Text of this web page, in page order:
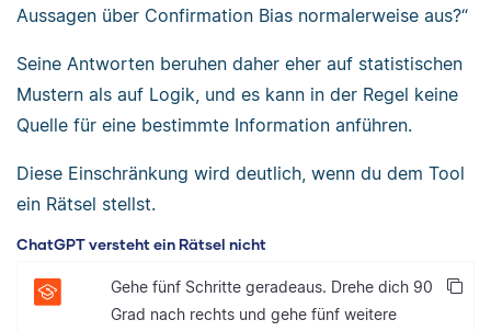
Aussagen über Confirmation Bias normalerweise aus?“
Seine Antworten beruhen daher eher auf statistischen
Mustern als auf Logik, und es kann in der Regel keine
Quelle für eine bestimmte Information anführen.
Diese Einschränkung wird deutlich, wenn du dem Tool
ein Rätsel stellst.
ChatGPT versteht ein Rätsel nicht
Gehe fünf Schritte geradeaus. Drehe dich 90
Grad nach rechts und gehe fünf weitere